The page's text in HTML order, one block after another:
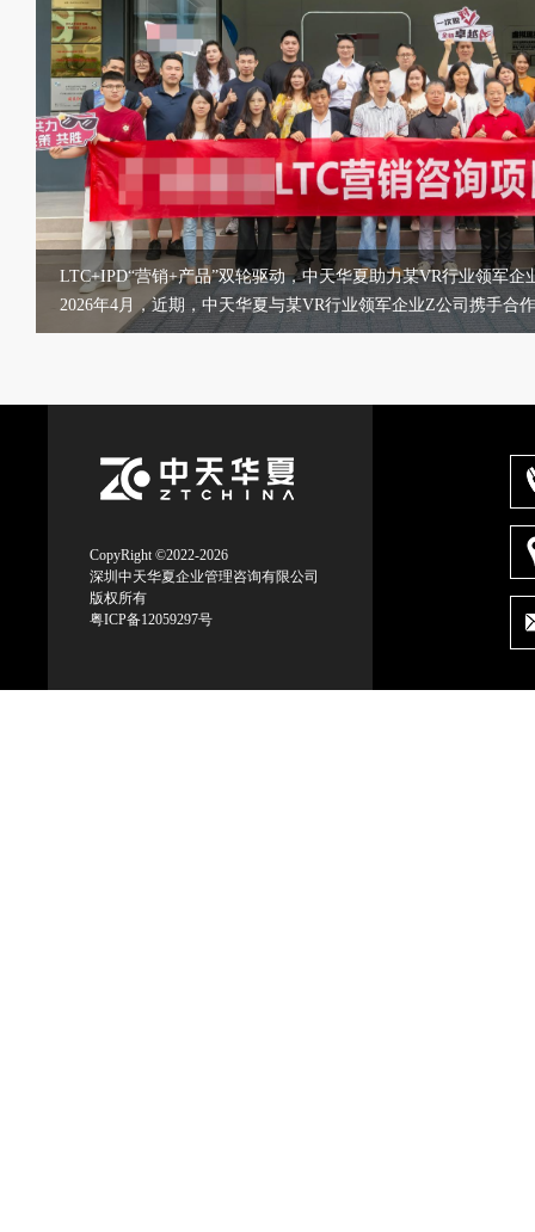
LTC+IPD“营销+产品”双轮驱动，中天华夏助力某VR行业领军企
2026年4月，近期，中天华夏与某VR行业领军企业Z公司携手合
变革项目和IPD集成产品开发体系建设项目在其总部相继启动。
CopyRight ©2022-2026
深圳中天华夏企业管理咨询有限公司
版权所有
粤ICP备12059297号